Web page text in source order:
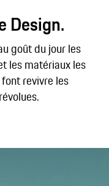
Design.
goût du jour les
les matériaux les
revivre les